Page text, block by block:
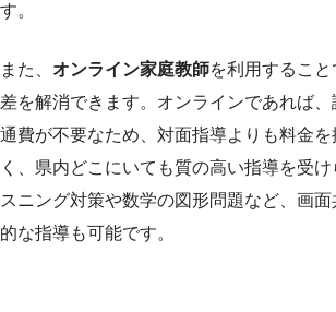
す。
また、 オンライン家庭教師を利用するこ
差を解消できます。オンラインであれば
通費が不要なため、対面指導よりも料金
く、県内どこにいても質の高い指導を受
スニング対策や数学の図形問題など、画
的な指導も可能です。